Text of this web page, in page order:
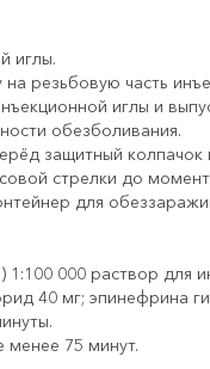
иглы.
резьбовую часть
иглы и
обезболивания.
защитный
стрелки до
для
000 раствор для
40 мг; эпинефрина
менее 75 минут.